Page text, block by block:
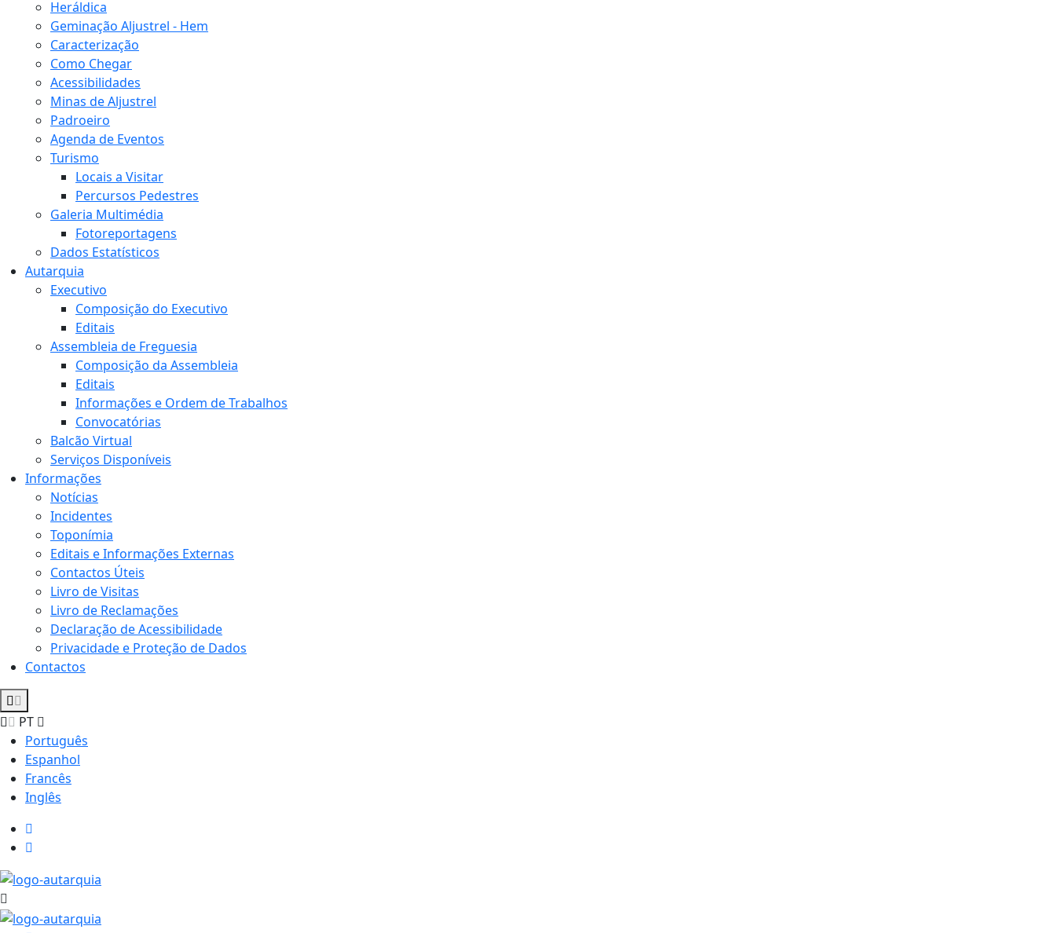
Heráldica
Geminação Aljustrel - Hem
Caracterização
Como Chegar
Acessibilidades
Minas de Aljustrel
Padroeiro
Agenda de Eventos
Turismo
Locais a Visitar
Percursos Pedestres
Galeria Multimédia
Fotoreportagens
Dados Estatísticos
Autarquia
Executivo
Composição do Executivo
Editais
Assembleia de Freguesia
Composição da Assembleia
Editais
Informações e Ordem de Trabalhos
Convocatórias
Balcão Virtual
Serviços Disponíveis
Informações
Notícias
Incidentes
Toponímia
Editais e Informações Externas
Contactos Úteis
Livro de Visitas
Livro de Reclamações
Declaração de Acessibilidade
Privacidade e Proteção de Dados
Contactos
PT
Português
Espanhol
Francês
Inglês